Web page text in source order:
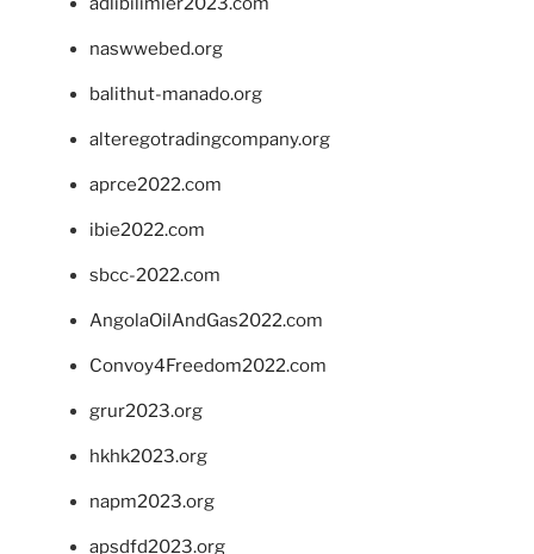
naswwebed.org
balithut-manado.org
alteregotradingcompany.org
aprce2022.com
ibie2022.com
sbcc-2022.com
AngolaOilAndGas2022.com
Convoy4Freedom2022.com
grur2023.org
hkhk2023.org
napm2023.org
apsdfd2023.org